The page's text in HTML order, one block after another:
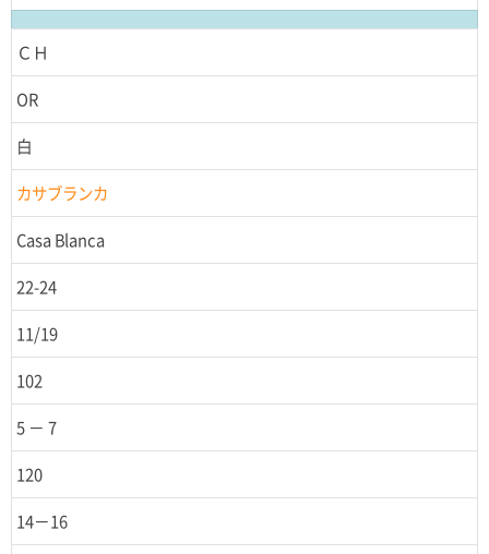
ＣＨ
OR
白
カサブランカ
Casa Blanca
22-24
11/19
102
5 － 7
120
14－16